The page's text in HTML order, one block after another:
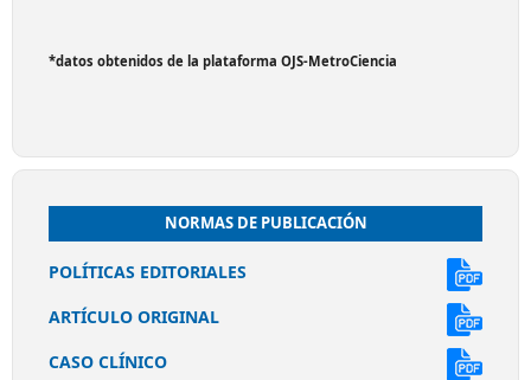
*datos obtenidos de la plataforma OJS-MetroCiencia
NORMAS DE PUBLICACIÓN
POLÍTICAS EDITORIALES
ARTÍCULO ORIGINAL
CASO CLÍNICO